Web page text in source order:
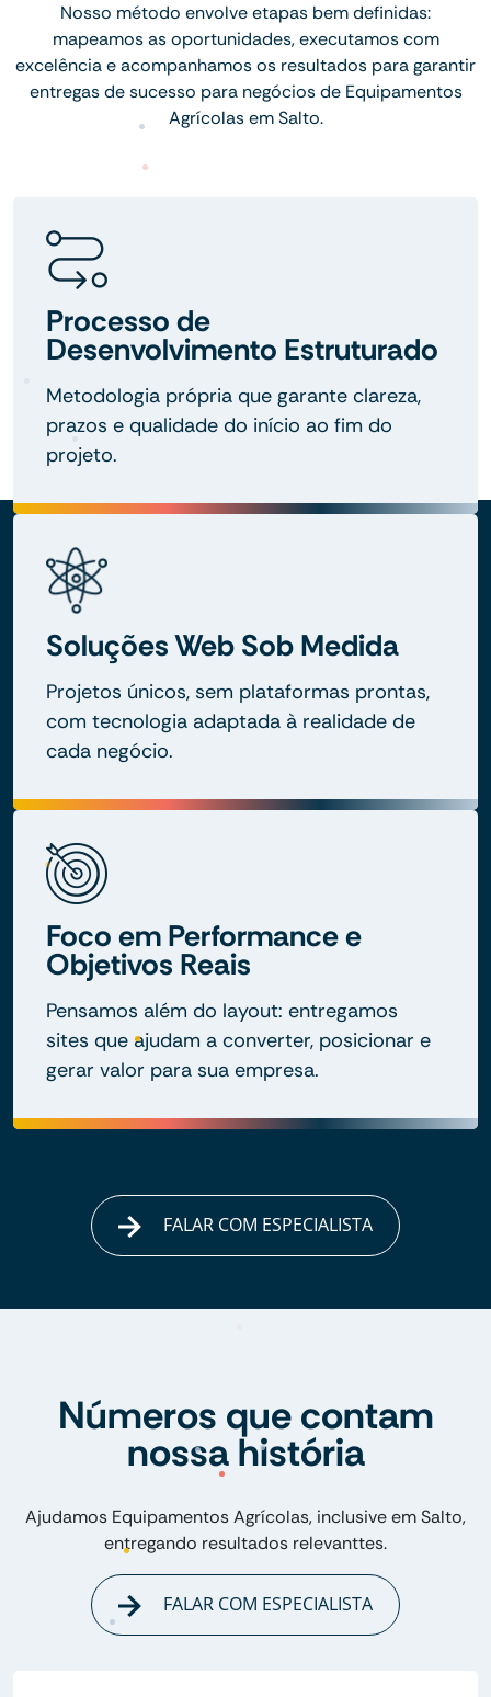
Nosso método envolve etapas bem definidas:
mapeamos as oportunidades, executamos com
excelência e acompanhamos os resultados para garantir
entregas de sucesso para negócios de Equipamentos
Agrícolas em Salto.
Processo de
Desenvolvimento Estruturado
Metodologia própria que garante clareza,
prazos e qualidade do início ao fim do
projeto.
Soluções Web Sob Medida
Projetos únicos, sem plataformas prontas,
com tecnologia adaptada à realidade de
cada negócio.
Foco em Performance e
Objetivos Reais
Pensamos além do layout: entregamos
sites que ajudam a converter, posicionar e
gerar valor para sua empresa.
FALAR COM ESPECIALISTA
Números que contam
nossa história
Ajudamos Equipamentos Agrícolas, inclusive em Salto,
entregando resultados relevanttes.
FALAR COM ESPECIALISTA